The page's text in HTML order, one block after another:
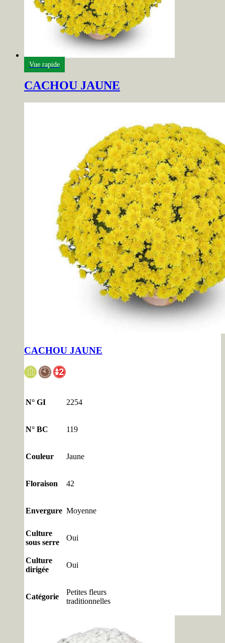
Vue rapide
CACHOU JAUNE
CACHOU JAUNE
N° GI 2254
N° BC 119
Couleur Jaune
Floraison 42
Envergure Moyenne
Culture
sous serre
Oui
Culture
dirigée
Oui
Catégorie
Petites fleurs
traditionnelles